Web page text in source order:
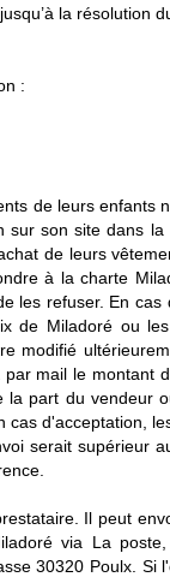
la résolution
:
de leurs enfants
son site dans
de leurs
à la charte
les refuser. En
de Miladoré ou
modifié
mail le montant
part du vendeur
d'acceptation,
serait supérieur
Il peut
via La
30320 Poulx. Si